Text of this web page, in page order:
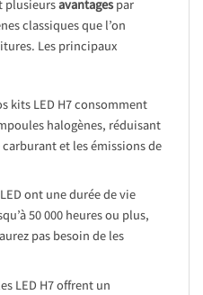
plusieursavantagespar
classiques que l’on
Les principaux
kits LED H7 consomment
halogènes, réduisant
et les émissions de
ont une durée de vie
50 000 heures ou plus,
pas besoin de les
LED H7 offrent un